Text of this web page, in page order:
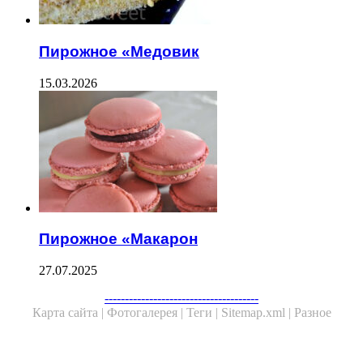
Пирожное «Медовик
15.03.2026
Пирожное «Макарон
27.07.2025
--------------------------------------
Карта сайта | Фотогалерея | Теги | Sitemap.xml | Разное